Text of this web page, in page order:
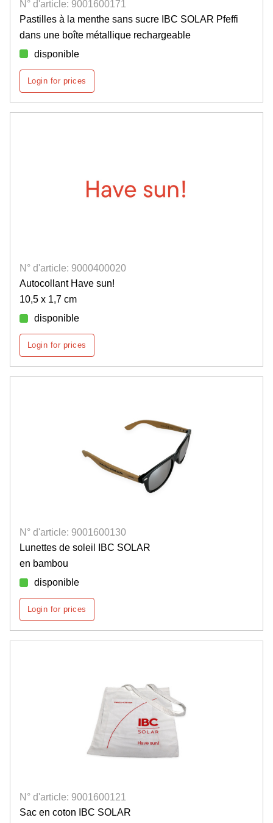
N° d'article: 9001600171
Pastilles à la menthe sans sucre IBC SOLAR Pfeffi
dans une boîte métallique rechargeable
disponible
Login for prices
N° d'article: 9000400020
Autocollant Have sun!
10,5 x 1,7 cm
disponible
Login for prices
N° d'article: 9001600130
Lunettes de soleil IBC SOLAR
en bambou
disponible
Login for prices
N° d'article: 9001600121
Sac en coton IBC SOLAR